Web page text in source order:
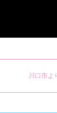
川口市よ